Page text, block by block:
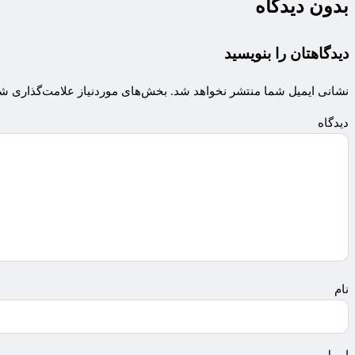
بدون دیدگاه
دیدگاهتان را بنویسید
نشانی ایمیل شما منتشر نخواهد شد. بخش‌های موردنیاز علامت‌گذاری